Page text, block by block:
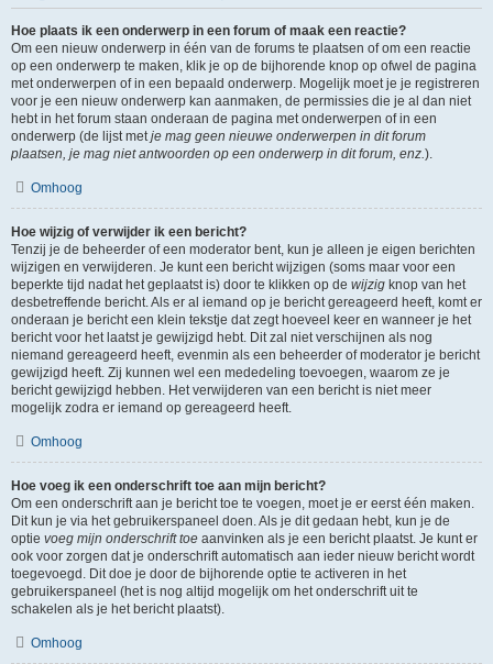
Hoe plaats ik een onderwerp in een forum of maak een reactie?
Om een nieuw onderwerp in één van de forums te plaatsen of om een reactie
op een onderwerp te maken, klik je op de bijhorende knop op ofwel de pagina
met onderwerpen of in een bepaald onderwerp. Mogelijk moet je je registreren
voor je een nieuw onderwerp kan aanmaken, de permissies die je al dan niet
hebt in het forum staan onderaan de pagina met onderwerpen of in een
onderwerp (de lijst metje mag geen nieuwe onderwerpen in dit forum
plaatsen, je mag niet antwoorden op een onderwerp in dit forum, enz.).
Omhoog
Hoe wijzig of verwijder ik een bericht?
Tenzij je de beheerder of een moderator bent, kun je alleen je eigen berichten
wijzigen en verwijderen. Je kunt een bericht wijzigen (soms maar voor een
beperkte tijd nadat het geplaatst is) door te klikken op de wijzig knop van het
desbetreffende bericht. Als er al iemand op je bericht gereageerd heeft, komt er
onderaan je bericht een klein tekstje dat zegt hoeveel keer en wanneer je het
bericht voor het laatst je gewijzigd hebt. Dit zal niet verschijnen als nog
niemand gereageerd heeft, evenmin als een beheerder of moderator je bericht
gewijzigd heeft. Zij kunnen wel een mededeling toevoegen, waarom ze je
bericht gewijzigd hebben. Het verwijderen van een bericht is niet meer
mogelijk zodra er iemand op gereageerd heeft.
Omhoog
Hoe voeg ik een onderschrift toe aan mijn bericht?
Om een onderschrift aan je bericht toe te voegen, moet je er eerst één maken.
Dit kun je via het gebruikerspaneel doen. Als je dit gedaan hebt, kun je de
optie voeg mijn onderschrift toe aanvinken als je een bericht plaatst. Je kunt er
ook voor zorgen dat je onderschrift automatisch aan ieder nieuw bericht wordt
toegevoegd. Dit doe je door de bijhorende optie te activeren in het
gebruikerspaneel (het is nog altijd mogelijk om het onderschrift uit te
schakelen als je het bericht plaatst).
Omhoog